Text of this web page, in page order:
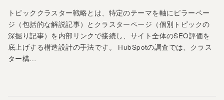
トピッククラスター戦略とは、特定のテーマを軸にピラーペー
ジ（包括的な解説記事）とクラスターページ（個別トピックの
深掘り記事）を内部リンクで接続し、サイト全体のSEO評価を
底上げする構造設計の手法です。 HubSpotの調査では、クラス
ター構…